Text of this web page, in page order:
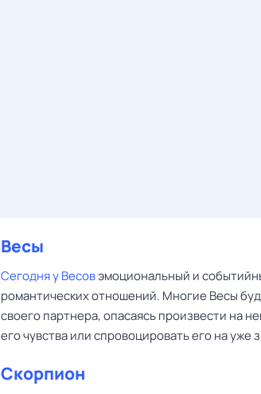
Весы
Сегодня у Весовэмоциональный и
романтических отношений. Многие Весы
своего партнера, опасаясь произвести на
его чувства или спровоцировать его на
Скорпион